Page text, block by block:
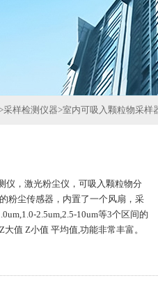
采样检测仪器>室内可吸入颗粒物采样
仪，激光粉尘仪，可吸入颗粒物分
粉尘传感器，内置了一个风扇，采
2.5um,2.5-10um等3个区间的
值 Z小值 平均值,功能非常丰富。